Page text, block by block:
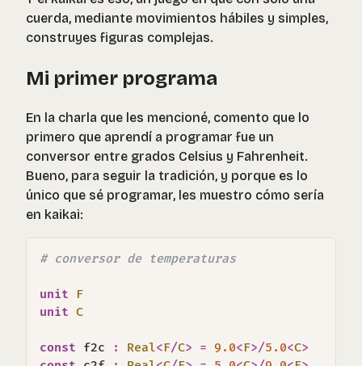
cuerda, mediante movimientos hábiles y simples,
construyes figuras complejas.
Mi primer programa
En la charla que les mencioné, comento que lo
primero que aprendí a programar fue un
conversor entre grados Celsius y Fahrenheit.
Bueno, para seguir la tradición, y porque es lo
único que sé programar, les muestro cómo sería
en kaikai:
# conversor de temperaturas
unit
F
unit C
const f2c : Real<F/C> = 9.0<F>/5.0<C>